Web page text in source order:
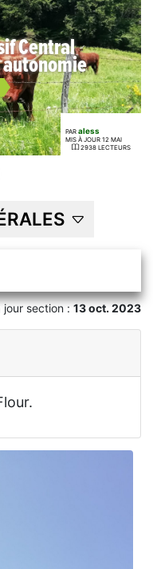
Central
autonomie
PAR aless
MIS À JOUR 12 MAI
2938 LECTEURS
jour section :13 oct. 2023